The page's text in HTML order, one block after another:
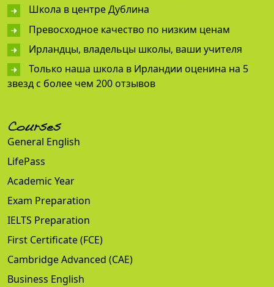
Школа в центре Дублина
Превосходное качество по низким ценам
Ирландцы, владельцы школы, ваши учителя
Только наша школа в Ирландии оценина на 5
звезд с более чем 200 отзывов
Courses
General English
LifePass
Academic Year
Exam Preparation
IELTS Preparation
First Certificate (FCE)
Cambridge Advanced (CAE)
Business English